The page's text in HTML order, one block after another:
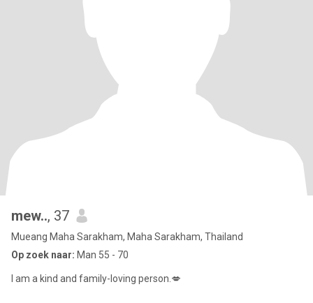
mew.., 37
Mueang Maha Sarakham, Maha Sarakham, Thailand
Op zoek naar: Man 55 - 70
I am a kind and family-loving person.💋